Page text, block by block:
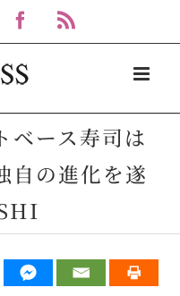
Facebook
ベース寿司は
自の進化を遂